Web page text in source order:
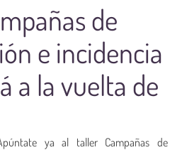
de
e incidencia
a la vuelta de
ya al taller Campañas de